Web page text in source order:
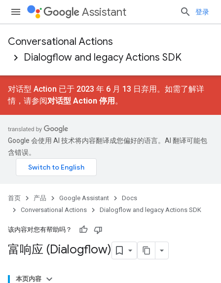
Assistant 登录
Conversational Actions
Dialogflow and legacy Actions SDK
对话型 Action 已于 2023 年 6 月 13 日弃用。如需了解详
情，请参阅对话型 Action 停用 。
Google 会使用 AI 技术将内容翻译成您偏好的语言。AI 翻译可能包
含错误。
首页 产品 Google Assistant
Docs
Conversational Actions
Dialogflow and legacy Actions SDK
该内容对您有帮助吗？
富响应 (Dialogflow)
本页内容